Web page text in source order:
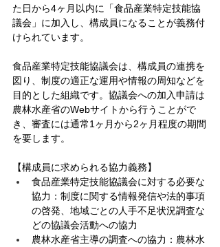
た日から4ヶ月以内に「食品産業特定技能協
議会」に加入し、構成員になることが義務付
けられています。
食品産業特定技能協議会は、構成員の連携を
図り、制度の適正な運用や情報の周知などを
目的とした組織です。協議会への加入申請は
農林水産省のWebサイトから行うことがで
き、審査には通常1ヶ月から2ヶ月程度の期間
を要します。
【構成員に求められる協力義務】
食品産業特定技能協議会に対する必要な
協力：制度に関する情報発信や法的事項
の啓発、地域ごとの人手不足状況調査な
どの協議会活動への協力
農林水産省主導の調査への協力：農林水